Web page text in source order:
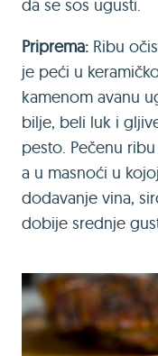
da se sos ugusti.
Priprema: Ribu
je peći u
kamenom avanu
bilje, beli luk i
pesto. Pečenu
a u masnoći u
dodavanje vina,
dobije srednje gust